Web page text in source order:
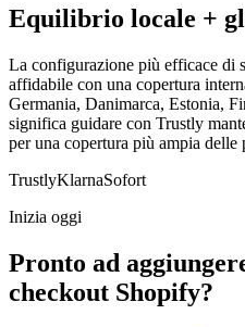
Equilibrio locale +
La configurazione più efficace di
affidabile con una copertura
Germania, Danimarca, Estonia,
significa guidare con Trustly
per una copertura più ampia delle
TrustlyKlarnaSofort
Inizia oggi
Pronto ad
checkout Shopify?